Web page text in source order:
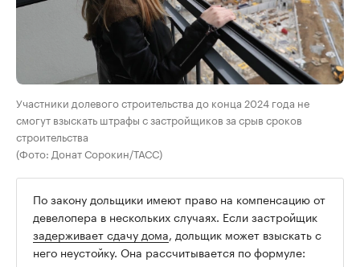
Участники долевого строительства до конца 2024 года не
смогут взыскать штрафы с застройщиков за срыв сроков
строительства
(Фото: Донат Сорокин/ТАСС)
По закону дольщики имеют право на компенсацию от
девелопера в нескольких случаях. Если застройщик
задерживает сдачу дома, дольщик может взыскать с
него неустойку. Она рассчитывается по формуле: